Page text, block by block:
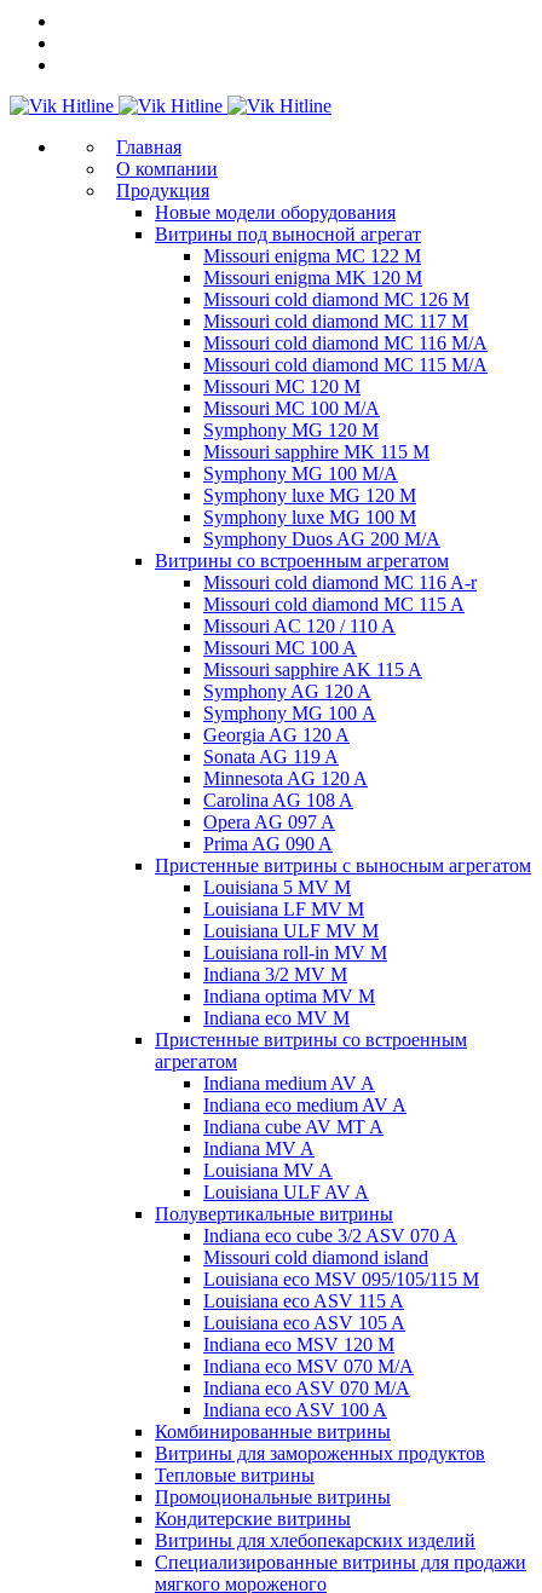
Главная
О компании
Продукция
Новые модели оборудования
Витрины под выносной агрегат
Missouri enigma MC 122 M
Missouri enigma MK 120 M
Missouri cold diamond MC 126 M
Missouri cold diamond MC 117 M
Missouri cold diamond MC 116 M/A
Missouri cold diamond MC 115 M/A
Missouri MC 120 M
Missouri MC 100 M/A
Symphony MG 120 M
Missouri sapphire MK 115 M
Symphony MG 100 M/А
Symphony luxe MG 120 M
Symphony luxe MG 100 M
Symphony Duos AG 200 M/A
Витрины со встроенным агрегатом
Missouri cold diamond MC 116 A-r
Missouri cold diamond MC 115 A
Missouri AC 120 / 110 A
Missouri MC 100 A
Missouri sapphire AK 115 A
Symphony AG 120 A
Symphony MG 100 А
Georgia AG 120 A
Sonata AG 119 A
Minnesota AG 120 A
Carolina AG 108 A
Opera AG 097 A
Prima AG 090 A
Пристенные витрины с выносным агрегатом
Louisiana 5 MV M
Louisiana LF MV M
Louisiana ULF MV M
Louisiana roll-in MV M
Indiana 3/2 MV M
Indiana optima MV M
Indiana eco MV M
Пристенные витрины со встроенным
агрегатом
Indiana medium AV A
Indiana eco medium AV A
Indiana cube AV MT A
Indiana MV A
Louisiana MV A
Louisiana ULF AV A
Полувертикальные витрины
Indiana eco cube 3/2 ASV 070 A
Missouri cold diamond island
Louisiana eco MSV 095/105/115 M
Louisiana eco ASV 115 A
Louisiana eco ASV 105 A
Indiana eco MSV 120 M
Indiana eco MSV 070 M/A
Indiana eco ASV 070 M/A
Indiana eco ASV 100 A
Комбинированные витрины
Витрины для замороженных продуктов
Тепловые витрины
Промоциональные витрины
Кондитерские витрины
Витрины для хлебопекарских изделий
Специализированные витрины для продажи
мягкого мороженого